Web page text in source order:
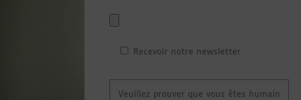
Recevoir notre newsletter
Veuillez prouver que vous êtes humain